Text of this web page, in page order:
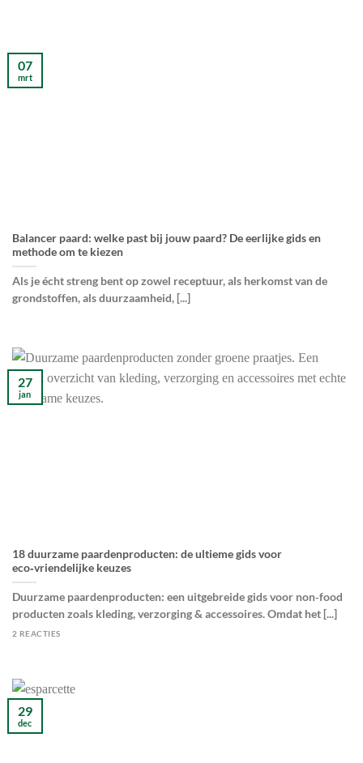
Balancer paard: welke past bij jouw paard? De eerlijke gids en
methode om te kiezen
Als je écht streng bent op zowel receptuur, als herkomst van de
grondstoffen, als duurzaamheid, [...]
07
mrt
18 duurzame paardenproducten: de ultieme gids voor
eco‑vriendelijke keuzes
Duurzame paardenproducten: een uitgebreide gids voor non‑food
producten zoals kleding, verzorging & accessoires. Omdat het [...]
2 REACTIES
27
jan
29
dec